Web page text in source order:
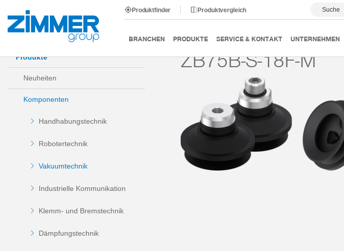
Produktfinder Produktvergleich Suche
BRANCHEN PRODUKTE SERVICE & KONTAKT UNTERNEHMEN
Start Produkte Komponenten Vakuumtechnik Vakuumsauger Serie ZB
Produkte
Neuheiten
Komponenten
Handhabungstechnik
Robotertechnik
Vakuumtechnik
Industrielle Kommunikation
Klemm- und Bremstechnik
Dämpfungstechnik
ZB75B-S-18F-M